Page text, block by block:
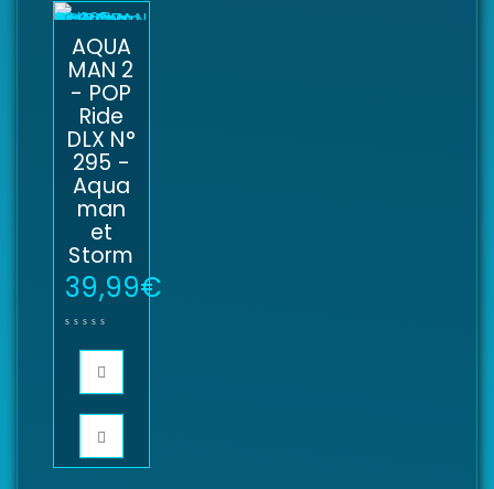
AQUA
MAN 2
- POP
Ride
DLX N°
295 -
Aqua
man
et
Storm
39,99€